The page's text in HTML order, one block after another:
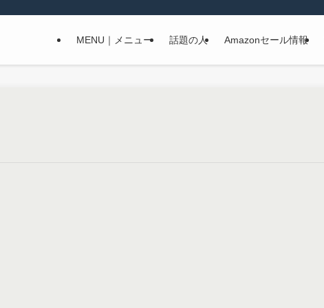
MENU｜メニュー 話題の人 Amazonセール情報